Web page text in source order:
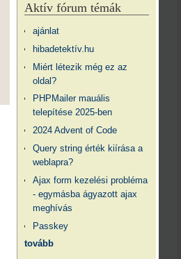
Aktív fórum témák
ajánlat
hibadetektív.hu
Miért létezik még ez az
oldal?
PHPMailer mauális
telepítése 2025-ben
2024 Advent of Code
Query string érték kiírása a
weblapra?
Ajax form kezelési probléma
- egymásba ágyazott ajax
meghívás
Passkey
tovább